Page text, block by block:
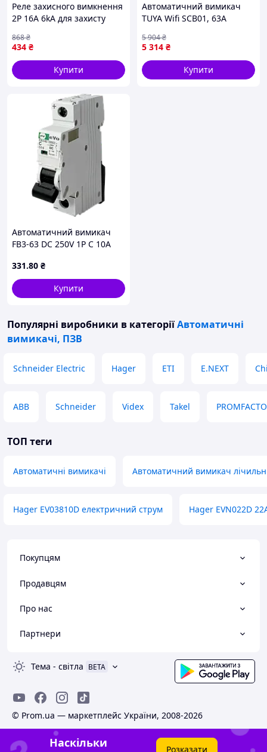
Реле захисного вимкнення
2P 16A 6kA для захисту
короткого замикання
434 ₴
868₴
Купити
Автоматичний вимикач
TUYA Wifi SCB01, 63A
5 314 ₴
5 904₴
Купити
Автоматичний вимикач
FB3-63 DC 250V 1P C 10A
331.80 ₴
Купити
Популярні виробники в категоріїАвтоматичні
вимикачі, ПЗВ
Schneider Electric Hager ETI E.NEXT
ABB Schneider Videx Takel
ТОП теги
Автоматичні вимикачі Автоматичний вимикач
Hager EV03810D електричний струм Hager EVN022D
Покупцям
Продавцям
Про нас
Партнери
Тема - світла BETA
© Prom.ua — маркетплейс України, 2008-2026
Наскільки
Розказати